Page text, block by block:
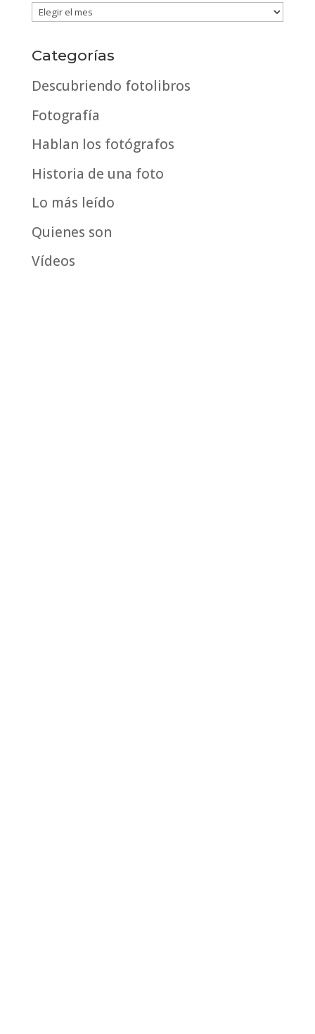
Post
por
fecha
Categorías
Descubriendo fotolibros
Fotografía
Hablan los fotógrafos
Historia de una foto
Lo más leído
Quienes son
Vídeos